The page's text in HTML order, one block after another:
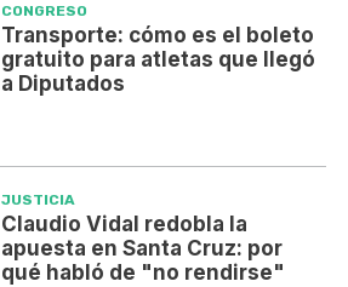
CONGRESO
Transporte: cómo es el boleto
gratuito para atletas que llegó
a Diputados
JUSTICIA
Claudio Vidal redobla la
apuesta en Santa Cruz: por
qué habló de "no rendirse"